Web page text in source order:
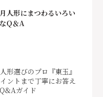
人形にまつわるいろい
Q＆A
形選びのプロ『東玉』
ントまで丁寧にお答え
ガイド